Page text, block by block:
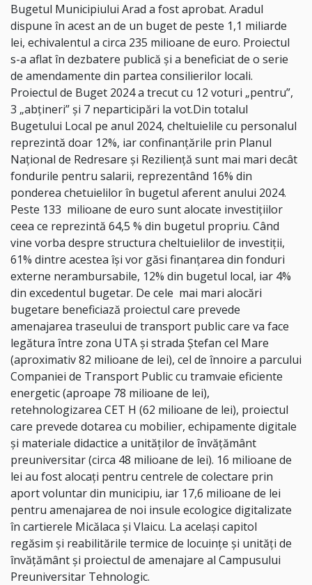
Bugetul Municipiului Arad a fost aprobat. Aradul
dispune în acest an de un buget de peste 1,1 miliarde
lei, echivalentul a circa 235 milioane de euro. Proiectul
s-a aflat în dezbatere publică și a beneficiat de o serie
de amendamente din partea consilierilor locali.
Proiectul de Buget 2024 a trecut cu 12 voturi „pentru”,
3 „abțineri” și 7 neparticipări la vot.Din totalul
Bugetului Local pe anul 2024, cheltuielile cu personalul
reprezintă doar 12%, iar confinanțările prin Planul
Național de Redresare și Reziliență sunt mai mari decât
fondurile pentru salarii, reprezentând 16% din
ponderea chetuielilor în bugetul aferent anului 2024.
Peste 133 milioane de euro sunt alocate investițiilor
ceea ce reprezintă 64,5 % din bugetul propriu. Când
vine vorba despre structura cheltuielilor de investiții,
61% dintre acestea își vor găsi finanțarea din fonduri
externe nerambursabile, 12% din bugetul local, iar 4%
din excedentul bugetar. De cele mai mari alocări
bugetare beneficiază proiectul care prevede
amenajarea traseului de transport public care va face
legătura între zona UTA și strada Ștefan cel Mare
(aproximativ 82 milioane de lei), cel de înnoire a parcului
Companiei de Transport Public cu tramvaie eficiente
energetic (aproape 78 milioane de lei),
retehnologizarea CET H (62 milioane de lei), proiectul
care prevede dotarea cu mobilier, echipamente digitale
și materiale didactice a unităților de învățământ
preuniversitar (circa 48 milioane de lei). 16 milioane de
lei au fost alocați pentru centrele de colectare prin
aport voluntar din municipiu, iar 17,6 milioane de lei
pentru amenajarea de noi insule ecologice digitalizate
în cartierele Micălaca și Vlaicu. La același capitol
regăsim și reabilitările termice de locuințe și unități de
învățământ și proiectul de amenajare al Campusului
Preuniversitar Tehnologic.